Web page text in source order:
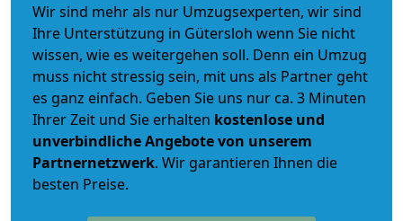
Wir sind mehr als nur Umzugsexperten, wir sind
Ihre Unterstützung in Gütersloh wenn Sie nicht
wissen, wie es weitergehen soll. Denn ein Umzug
muss nicht stressig sein, mit uns als Partner geht
es ganz einfach. Geben Sie uns nur ca. 3 Minuten
Ihrer Zeit und Sie erhalten kostenlose und
unverbindlicheAngebote von unserem
Partnernetzwerk. Wir garantieren Ihnen die
besten Preise.